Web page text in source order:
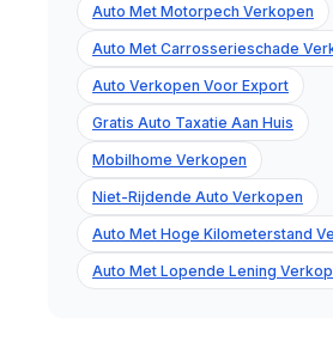
Auto Met Motorpech Verkopen
Auto Met Carrosserieschade
Auto Verkopen Voor Export
Gratis Auto Taxatie Aan Huis
Mobilhome Verkopen
Niet-Rijdende Auto Verkopen
Auto Met Hoge Kilometerstand
Auto Met Lopende Lening